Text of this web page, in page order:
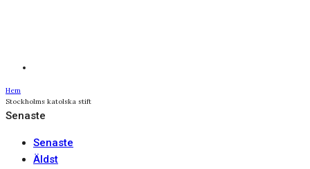
Hem
Stockholms katolska stift
Senaste
Senaste
Äldst